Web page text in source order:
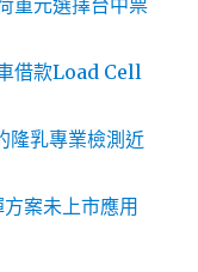
重元選擇台中票
借款Load Cell
隆乳專業檢測近
案未上市應用